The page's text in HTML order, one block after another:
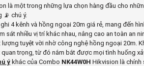
là một trong những lựa chọn hàng đầu cho
📡 chú ý.
4 kênh và hồng ngoại 20m giá rẻ, mang đến
sát nhiều vị trí khác nhau, nâng cao an toàn an
tuyệt vời nhờ công nghệ hồng ngoại 20m.
trọng, từ đó nắm bắt được mọi tình huống
ý khác của Combo NK44W0H Hikvision là chính